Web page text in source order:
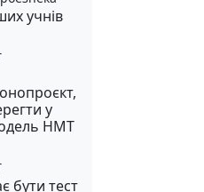
учнів
у
НМТ
бути тест